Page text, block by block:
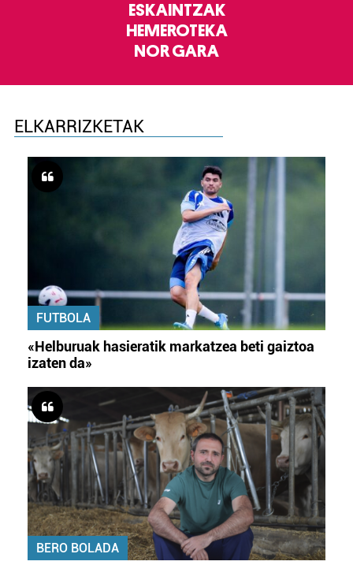
ESKAINTZAK
HEMEROTEKA
NOR GARA
ELKARRIZKETAK
FUTBOLA
«Helburuak hasieratik markatzea beti gaiztoa
izaten da»
BERO BOLADA